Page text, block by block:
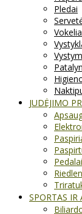
Pledai
JUDĖJIMO
SPORTAS IR